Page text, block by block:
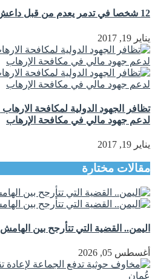
12 شخصا في تدمر يعدم من قبل داعش
يناير 19, 2017
تظافر الجهود الدولية لمكافحة
لدعم جهود مالي في مكافحة الإرهاب
يناير 19, 2017
مقالات مختارة
اليمن.. القضية التي تتأرجح بين
أغسطس 05, 2026